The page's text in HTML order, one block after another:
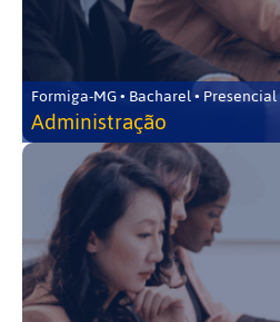
Formiga-MG • Bacharel • Presencial
Administração